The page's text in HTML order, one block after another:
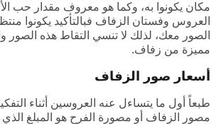
مكان يكونوا به، وكما هو معروف مقدار حب
العروس وفستان الزفاف فبالتأكيد يكونوا
الصور معك، لذلك لا تنسي التقاط هذه الصور
مميزة من زفاف.
أسعار صور الزفاف
طبعاً أول ما يتساءل عنه العروسين أثناء
مصور الزفاف أو مصورة الفرح هو المبلغ